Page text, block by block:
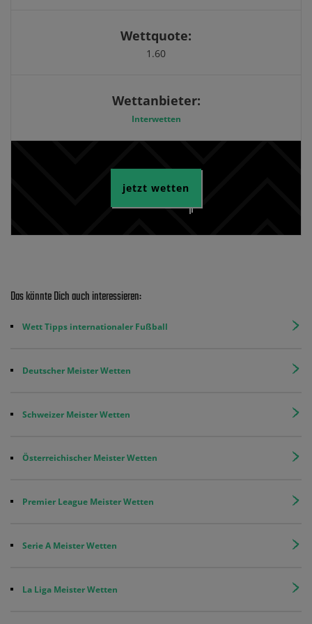
Wettquote:
1.60
Wettanbieter:
Interwetten
jetzt wetten
Das könnte Dich auch interessieren:
Wett Tipps internationaler Fußball
Deutscher Meister Wetten
Schweizer Meister Wetten
Österreichischer Meister Wetten
Premier League Meister Wetten
Serie A Meister Wetten
La Liga Meister Wetten